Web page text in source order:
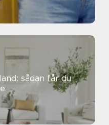
sådan får du